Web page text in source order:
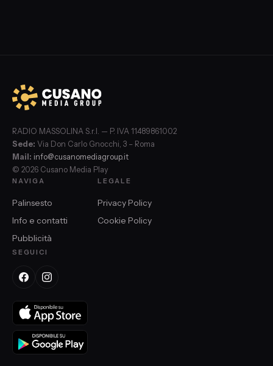
RADIO MASSOLINA S.r.l. — P. IVA 11489861002
Sede: Via Don Carlo Gnocchi, 3 – Roma
Mail: info@cusanomediagroup.it
© 2026 Cusano Media Play
NAVIGA
Palinsesto
Info e contatti
Pubblicità
LEGALE
Privacy Policy
Cookie Policy
SEGUICI